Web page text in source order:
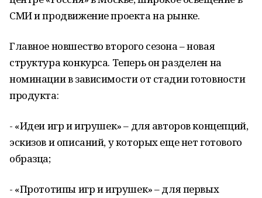
СМИ и продвижение проекта на рынке.
Главное новшество второго сезона – новая
структура конкурса. Теперь он разделен на
номинации в зависимости от стадии готовности
продукта:
- «Идеи игр и игрушек» – для авторов концепций,
эскизов и описаний, у которых еще нет готового
образца;
- «Прототипы игр и игрушек» – для первых